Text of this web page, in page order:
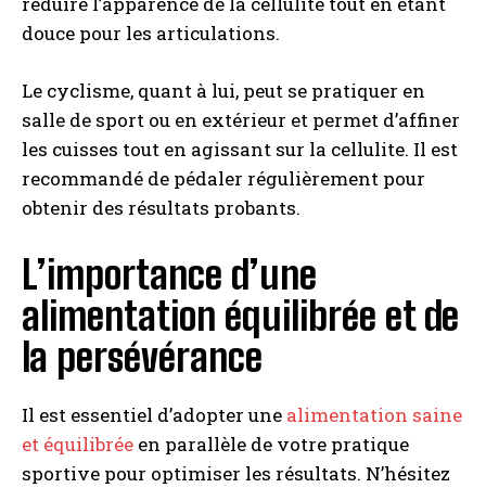
douce pour les articulations.
Le cyclisme, quant à lui, peut se pratiquer en
salle de sport ou en extérieur et permet d’affiner
les cuisses tout en agissant sur la cellulite. Il est
recommandé de pédaler régulièrement pour
obtenir des résultats probants.
L’importance d’une
alimentation équilibrée et de
la persévérance
Il est essentiel d’adopter une alimentation saine
et équilibrée en parallèle de votre pratique
sportive pour optimiser les résultats. N’hésitez